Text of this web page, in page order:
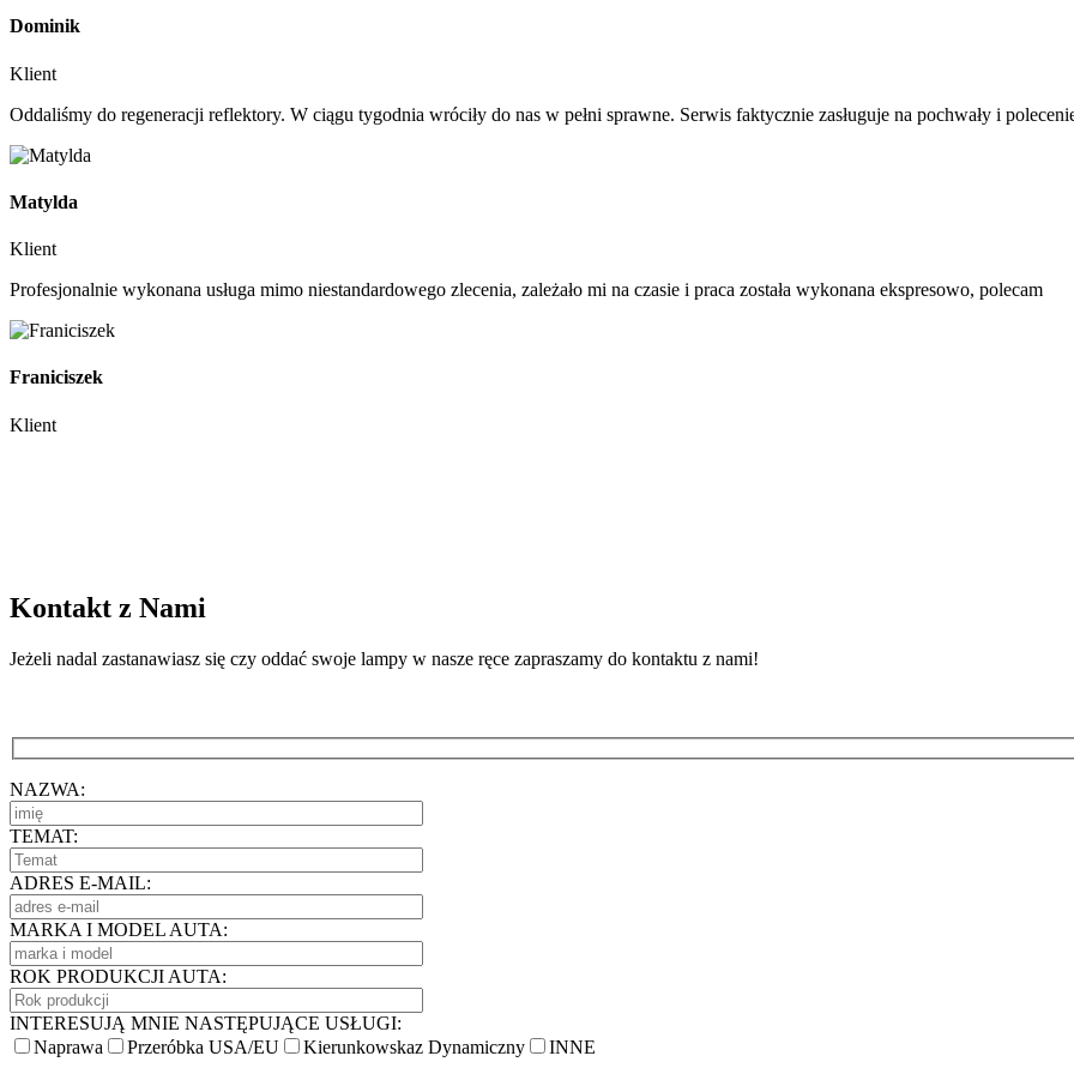
Dominik
Klient
Oddaliśmy do regeneracji reflektory. W ciągu tygodnia wróciły do nas w pełni sprawne. Serwis faktycznie zasługuje na pochwały i
Matylda
Klient
Profesjonalnie wykonana usługa mimo niestandardowego zlecenia, zależało mi na czasie i praca została wykonana ekspresowo, polecam
Franiciszek
Klient
Kontakt z Nami
Jeżeli nadal zastanawiasz się czy oddać swoje lampy w nasze ręce zapraszamy do kontaktu z nami!
NAZWA:
TEMAT:
ADRES E-MAIL:
MARKA I MODEL AUTA:
ROK PRODUKCJI AUTA:
INTERESUJĄ MNIE NASTĘPUJĄCE USŁUGI:
Naprawa
Przeróbka USA/EU Kierunkowskaz Dynamiczny INNE